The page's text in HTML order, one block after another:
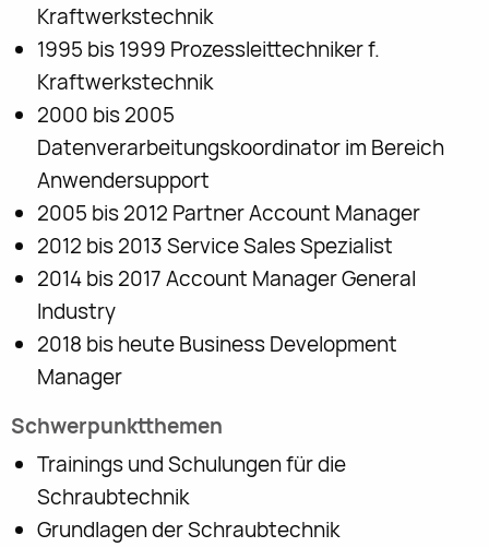
Kraftwerkstechnik
1995 bis 1999 Prozessleittechniker f.
Kraftwerkstechnik
2000 bis 2005
Datenverarbeitungskoordinator im Bereich
Anwendersupport
2005 bis 2012 Partner Account Manager
2012 bis 2013 Service Sales Spezialist
2014 bis 2017 Account Manager General
Industry
2018 bis heute Business Development
Manager
Schwerpunktthemen
Trainings und Schulungen für die
Schraubtechnik
Grundlagen der Schraubtechnik